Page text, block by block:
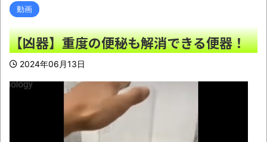
NEW!
渡邊渚さん「私がPTSDと診断された当時、
世間はまだPTSDという言葉は浸透されていま
せんでした」NEW!
北海道江別大学生殺人事件、主犯格の川口
被告(19)に無期懲役の判決
動画
【凶器】重度の便秘も解消できる便器！
2024年06月13日